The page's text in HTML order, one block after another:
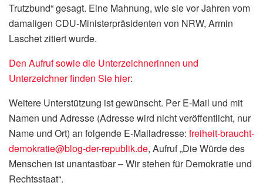
Trutzbund“ gesagt. Eine Mahnung, wie sie vor Jahren vom
damaligen CDU-Ministerpräsidenten von NRW, Armin
Laschet zitiert wurde.
Den Aufruf sowie die Unterzeichnerinnen und
Unterzeichner finden Sie hier:
Weitere Unterstützung ist gewünscht. Per E-Mail und mit
Namen und Adresse (Adresse wird nicht veröffentlicht, nur
Name und Ort) an folgende E-Mailadresse: freiheit-braucht-
demokratie@blog-der-republik.de, Aufruf „Die Würde des
Menschen ist unantastbar – Wir stehen für Demokratie und
Rechtsstaat“.